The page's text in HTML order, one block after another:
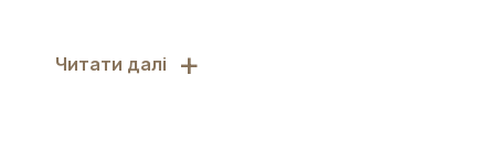
Читати далі +